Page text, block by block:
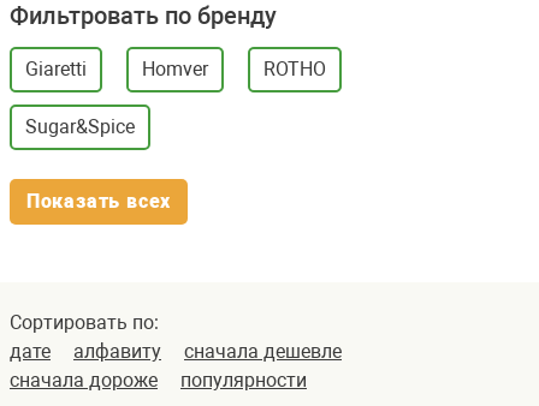
Фильтровать по бренду
Giaretti Homver ROTHO
Sugar&Spice
Показать всех
Сортировать по:
дате
алфавиту
сначала дешевле
сначала дороже
популярности